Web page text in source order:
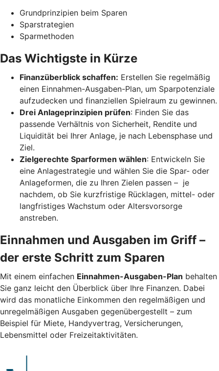
Grundprinzipien beim Sparen
Sparstrategien
Sparmethoden
Das Wichtigste in Kürze
Finanzüberblick schaffen: Erstellen Sie regelmäßig
einen Einnahmen-Ausgaben-Plan, um Sparpotenziale
aufzudecken und finanziellen Spielraum zu gewinnen.
Drei Anlageprinzipien prüfen: Finden Sie das
passende Verhältnis von Sicherheit, Rendite und
Liquidität bei Ihrer Anlage, je nach Lebensphase und
Ziel.
Zielgerechte Sparformen wählen: Entwickeln Sie
eine Anlagestrategie und wählen Sie die Spar- oder
Anlageformen, die zu Ihren Zielen passen – je
nachdem, ob Sie kurzfristige Rücklagen, mittel- oder
langfristiges Wachstum oder Altersvorsorge
anstreben.
Einnahmen und Ausgaben im Griff –
der erste Schritt zum Sparen
Mit einem einfachen Einnahmen-Ausgaben-Plan behalten
Sie ganz leicht den Überblick über Ihre Finanzen. Dabei
wird das monatliche Einkommen den regelmäßigen und
unregelmäßigen Ausgaben gegenübergestellt – zum
Beispiel für Miete, Handyvertrag, Versicherungen,
Lebensmittel oder Freizeitaktivitäten.